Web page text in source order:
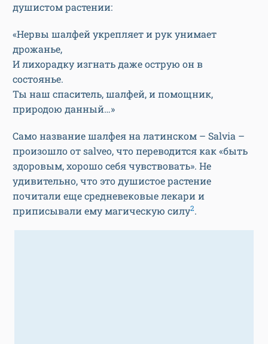
душистом растении:
«Нервы шалфей укрепляет и рук унимает
дрожанье,
И лихорадку изгнать даже острую он в
состоянье.
Ты наш спаситель, шалфей, и помощник,
природою данный…»
Само название шалфея на латинском – Salvia –
произошло от salveo, что переводится как «быть
здоровым, хорошо себя чувствовать». Не
удивительно, что это душистое растение
почитали еще средневековые лекари и
приписывали ему магическую силу2.